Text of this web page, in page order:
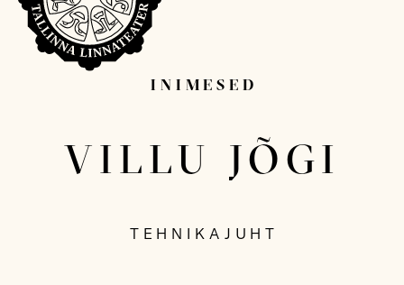
INIMESED
VILLU JÕGI
TEHNIKAJUHT